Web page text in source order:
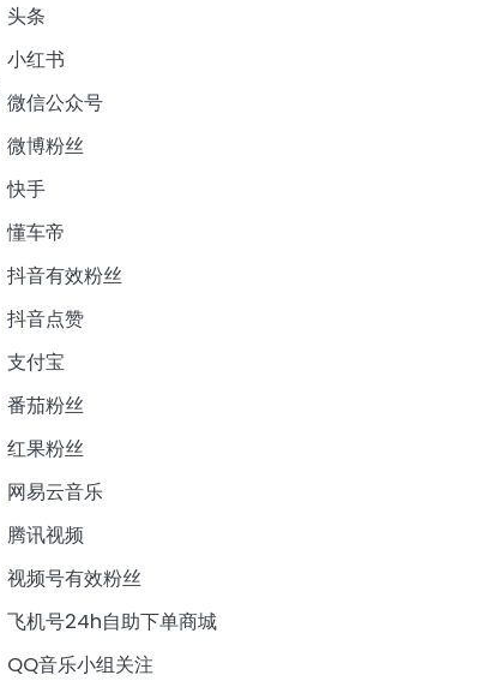
头条
小红书
微信公众号
微博粉丝
快手
懂车帝
抖音有效粉丝
抖音点赞
支付宝
番茄粉丝
红果粉丝
网易云音乐
腾讯视频
视频号有效粉丝
飞机号24h自助下单商城
QQ音乐小组关注